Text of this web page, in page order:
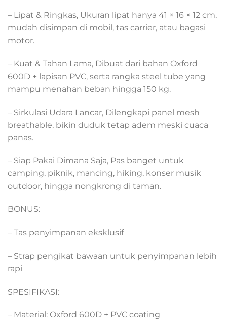
– Lipat & Ringkas, Ukuran lipat hanya 41 × 16 × 12 cm,
mudah disimpan di mobil, tas carrier, atau bagasi
motor.
– Kuat & Tahan Lama, Dibuat dari bahan Oxford
600D + lapisan PVC, serta rangka steel tube yang
mampu menahan beban hingga 150 kg.
– Sirkulasi Udara Lancar, Dilengkapi panel mesh
breathable, bikin duduk tetap adem meski cuaca
panas.
– Siap Pakai Dimana Saja, Pas banget untuk
camping, piknik, mancing, hiking, konser musik
outdoor, hingga nongkrong di taman.
BONUS:
– Tas penyimpanan eksklusif
– Strap pengikat bawaan untuk penyimpanan lebih
rapi
SPESIFIKASI:
– Material: Oxford 600D + PVC coating